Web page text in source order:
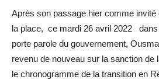
Après son passage hier comme
la place, ce mardi 26 avril 2022
porte parole du gouvernement,
revenu de nouveau sur la sanction
le chronogramme de la transition en